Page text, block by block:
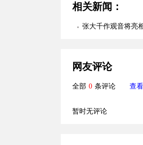
相关新闻：
张大千作观音将亮
网友评论
全部 0 条评论 查
暂时无评论